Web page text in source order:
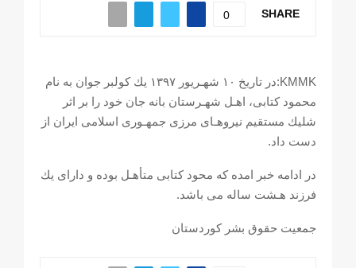
SHARE
0
KMMK:در تاريخ ١٠ شهـريور ١٣٩٧ يك كولبر جوان به نام
محمود كتابى، اهـل شهـرستان بانه جان خود را بر اثر
شليك مستقيم نيروهـاى مرزى جمهـورى اسلامى ايران از
دست داد.
در ادامه خبر امده كه محود كتابى متأهـل بوده و داراى يك
فرزند هـشت ساله مى باشد.
جمعيت حقوق بشر كوردستان